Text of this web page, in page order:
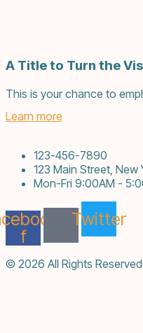
A Title to Turn the
This is your chance to
Learn more
123-456-7890
123 Main Street, New
Mon-Fri 9:00AM -
f
Twitter
© 2026 All Rights